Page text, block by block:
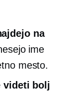
na
ime
mesto.
videti bolj